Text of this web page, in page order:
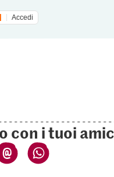
Accedi
con i tuoi